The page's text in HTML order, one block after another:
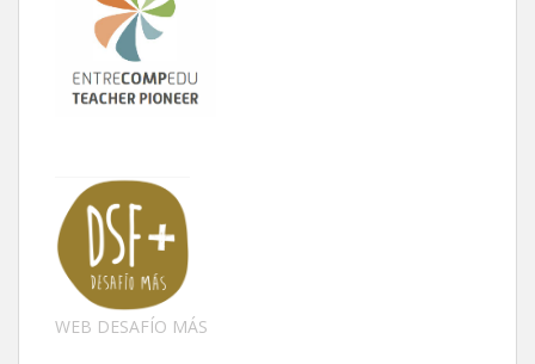
WEB DESAFÍO MÁS